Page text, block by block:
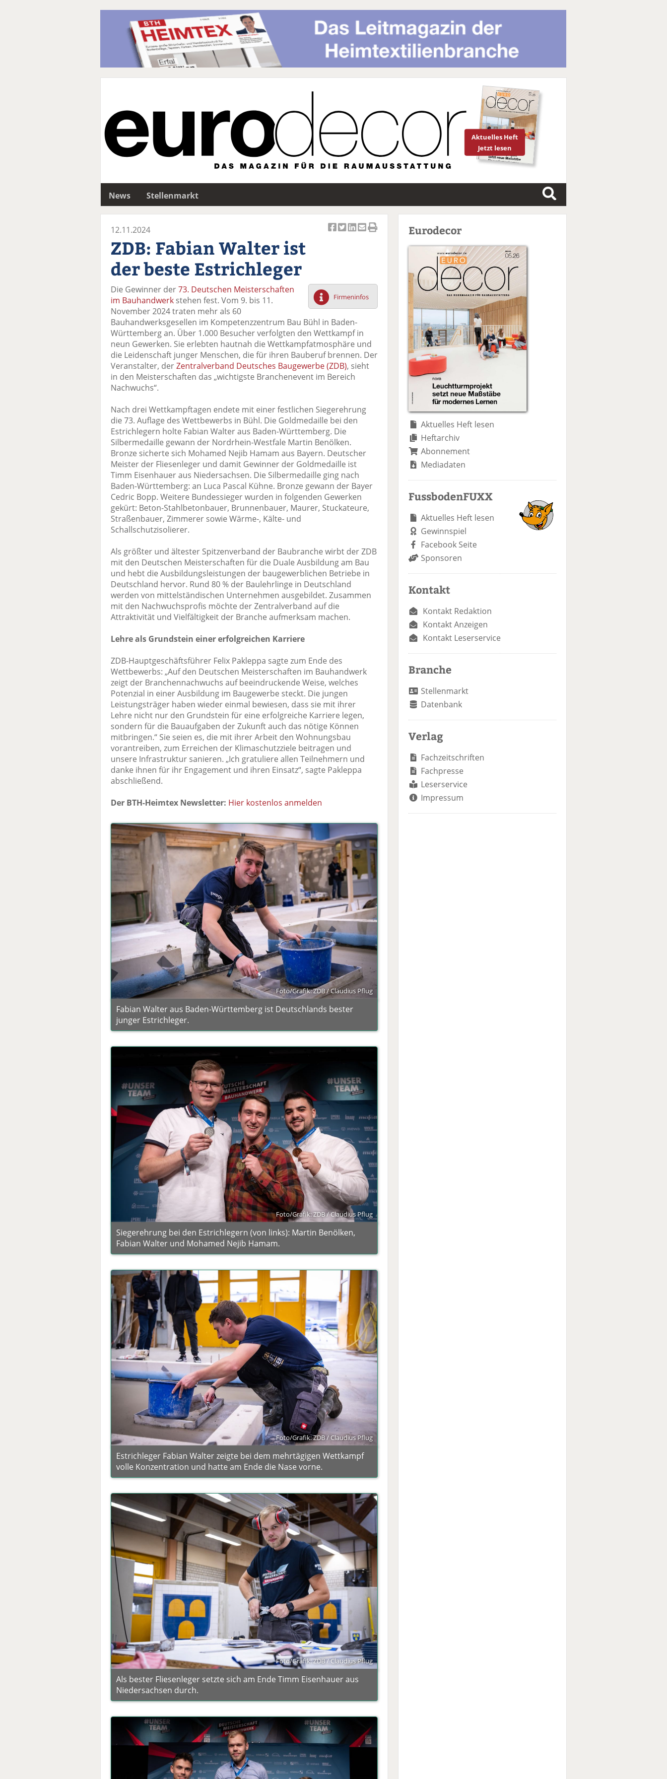
Aktuelles Heft
Jetzt lesen
News
Stellenmarkt
S
u
a
uf
F
e
b
o
o
k
te
n
t
wi
tt
n
a
uf
Li
k
e
di
n
te
il
p
er
E
l
v
er
se
n
D
ru
ck
12.11.2024
ZDB: Fabian Walter ist
der beste Estrichleger
Firmeninfos
Die Gewinner der73. Deutschen Meisterschaften
im Bauhandwerk stehen fest. Vom 9. bis 11.
November 2024 traten mehr als 60
Bauhandwerksgesellen im Kompetenzzentrum Bau Bühl in Baden-
Württemberg an. Über 1.000 Besucher verfolgten den Wettkampf in
neun Gewerken. Sie erlebten hautnah die Wettkampfatmosphäre und
die Leidenschaft junger Menschen, die für ihren Bauberuf brennen. Der
Veranstalter, derZentralverband Deutsches Baugewerbe (ZDB), sieht
in den Meisterschaften das „wichtigste Branchenevent im Bereich
Nachwuchs“.
Nach drei Wettkampftagen endete mit einer festlichen Siegerehrung
die 73. Auflage des Wettbewerbs in Bühl. Die Goldmedaille bei den
Estrichlegern holte Fabian Walter aus Baden-Württemberg. Die
Silbermedaille gewann der Nordrhein-Westfale Martin Benölken.
Bronze sicherte sich Mohamed Nejib Hamam aus Bayern. Deutscher
Meister der Fliesenleger und damit Gewinner der Goldmedaille ist
Timm Eisenhauer aus Niedersachsen. Die Silbermedaille ging nach
Baden-Württemberg: an Luca Pascal Kühne. Bronze gewann der Bayer
Cedric Bopp. Weitere Bundessieger wurden in folgenden Gewerken
gekürt: Beton-Stahlbetonbauer, Brunnenbauer, Maurer, Stuckateure,
Straßenbauer, Zimmerer sowie Wärme-, Kälte- und
Schallschutzisolierer.
Als größter und ältester Spitzenverband der Baubranche wirbt der ZDB
mit den Deutschen Meisterschaften für die Duale Ausbildung am Bau
und hebt die Ausbildungsleistungen der baugewerblichen Betriebe in
Deutschland hervor. Rund 80 % der Baulehrlinge in Deutschland
werden von mittelständischen Unternehmen ausgebildet. Zusammen
mit den Nachwuchsprofis möchte der Zentralverband auf die
Attraktivität und Vielfältigkeit der Branche aufmerksam machen.
Lehre als Grundstein einer erfolgreichen Karriere
ZDB-Hauptgeschäftsführer Felix Pakleppa sagte zum Ende des
Wettbewerbs: „Auf den Deutschen Meisterschaften im Bauhandwerk
zeigt der Branchennachwuchs auf beeindruckende Weise, welches
Potenzial in einer Ausbildung im Baugewerbe steckt. Die jungen
Leistungsträger haben wieder einmal bewiesen, dass sie mit ihrer
Lehre nicht nur den Grundstein für eine erfolgreiche Karriere legen,
sondern für die Bauaufgaben der Zukunft auch das nötige Können
mitbringen.“ Sie seien es, die mit ihrer Arbeit den Wohnungsbau
vorantreiben, zum Erreichen der Klimaschutzziele beitragen und
unsere Infrastruktur sanieren. „Ich gratuliere allen Teilnehmern und
danke ihnen für ihr Engagement und ihren Einsatz“, sagte Pakleppa
abschließend.
Der BTH-Heimtex Newsletter: Hier kostenlos anmelden
Foto/Grafik: ZDB / Claudius Pflug
Fabian Walter aus Baden-Württemberg ist Deutschlands bester
junger Estrichleger.
Foto/Grafik: ZDB / Claudius Pflug
Siegerehrung bei den Estrichlegern (von links): Martin Benölken,
Fabian Walter und Mohamed Nejib Hamam.
Foto/Grafik: ZDB / Claudius Pflug
Estrichleger Fabian Walter zeigte bei dem mehrtägigen Wettkampf
volle Konzentration und hatte am Ende die Nase vorne.
Foto/Grafik: ZDB / Claudius Pflug
Als bester Fliesenleger setzte sich am Ende Timm Eisenhauer aus
Niedersachsen durch.
Eurodecor
Aktuelles Heft lesen
Heftarchiv
Abonnement
Mediadaten
FussbodenFUXX
Aktuelles Heft lesen
Gewinnspiel
Facebook Seite
Sponsoren
Kontakt
Kontakt Redaktion
Kontakt Anzeigen
Kontakt Leserservice
Branche
Stellenmarkt
Datenbank
Verlag
Fachzeitschriften
Fachpresse
Leserservice
Impressum